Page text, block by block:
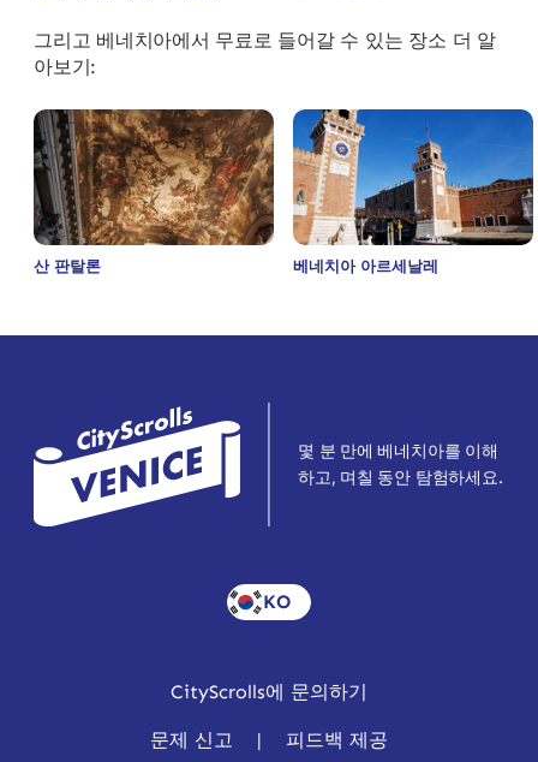
그리고 베네치아에서 무료로 들어갈 수 있는 장소 더 알
아보기:
산 판탈론 베네치아 아르세날레
몇 분 만에 베네치아를 이해
하고, 며칠 동안 탐험하세요.
KO
CityScrolls에 문의하기
문제 신고 | 피드백 제공